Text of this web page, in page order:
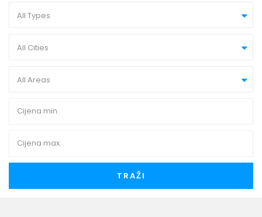
All Types
All Cities
All Areas
TRAŽI